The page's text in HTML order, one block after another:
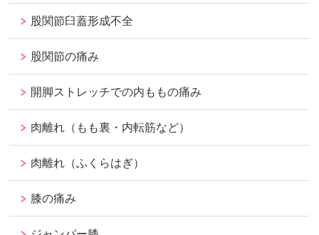
股関節臼蓋形成不全
股関節の痛み
開脚ストレッチでの内ももの痛み
肉離れ（もも裏・内転筋など）
肉離れ（ふくらはぎ）
膝の痛み